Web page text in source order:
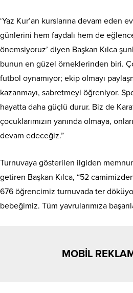
‘Yaz Kur’an kurslarına devam eden
günlerini hem faydalı hem de
önemsiyoruz’ diyen Başkan Kılca
bunun en güzel örneklerinden biri.
futbol oynamıyor; ekip olmayı
kazanmayı, sabretmeyi öğreniyor.
hayatta daha güçlü durur. Biz de
çocuklarımızın yanında olmaya,
devam edeceğiz.”
Turnuvaya gösterilen ilgiden
getiren Başkan Kılca, “52
676 öğrencimiz turnuvada ter
bebeğimiz. Tüm yavrularımıza
MOBİL